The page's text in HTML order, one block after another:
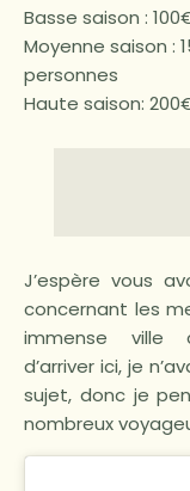
Basse saison :
Moyenne saison :
personnes
Haute saison:
J’espère vous
concernant les
immense ville
d’arriver ici, je
sujet, donc je
nombreux